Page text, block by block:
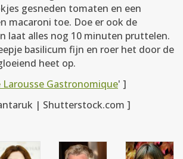
gesneden tomaten en een
macaroni toe. Doe er ook de
laat alles nog 10 minuten pruttelen.
basilicum fijn en roer het door de
heet op.
Larousse Gastronomique' ]
| Shutterstock.com ]